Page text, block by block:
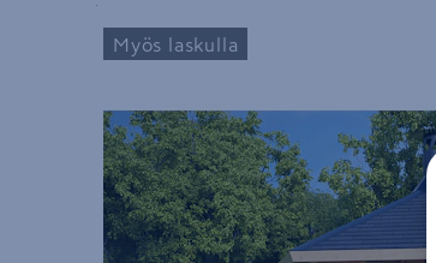
Yksityiskohtainen kuvaus löytyy
Myös laskulla